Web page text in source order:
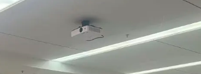
振大琴行携核心合作伙伴莅临美得
发展新方向。